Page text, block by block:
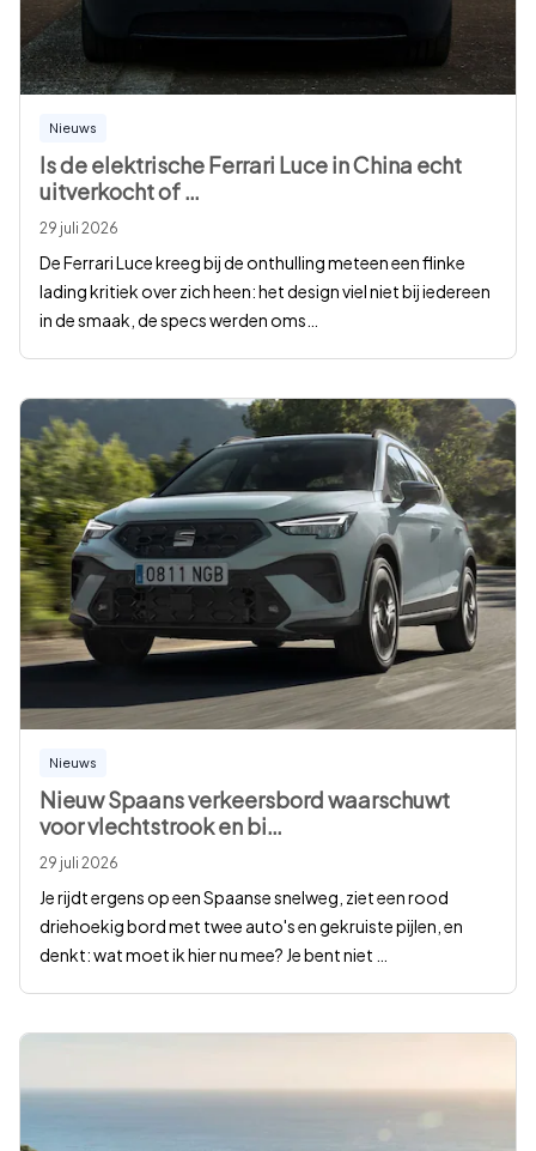
Nieuws
Is de elektrische Ferrari Luce in China echt
uitverkocht of…
29 juli 2026
De Ferrari Luce kreeg bij de onthulling meteen een flinke
lading kritiek over zich heen: het design viel niet bij iedereen
in de smaak, de specs werden oms
Nieuws
Nieuw Spaans verkeersbord waarschuwt
voor vlechtstrook en bi…
29 juli 2026
Je rijdt ergens op een Spaanse snelweg, ziet een rood
driehoekig bord met twee auto's en gekruiste pijlen, en
denkt: wat moet ik hier nu mee? Je bent niet